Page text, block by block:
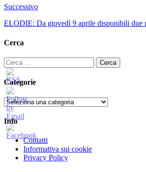
Successivo
ELODIE: Da giovedì 9 aprile disponibili due
Cerca
Ricerca
per:
Categorie
Categorie
Info
Contatti
Informativa sui cookie
Privacy Policy